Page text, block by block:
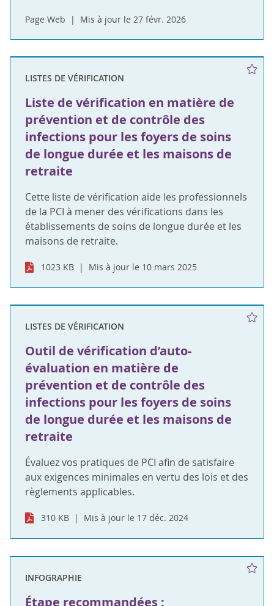
Page Web Mis à jour le 27 févr. 2026
LISTES DE VÉRIFICATION
Liste de vérification en matière de
prévention et de contrôle des
infections pour les foyers de soins
de longue durée et les maisons de
retraite
Cette liste de vérification aide les professionnels
de la PCI à mener des vérifications dans les
établissements de soins de longue durée et les
maisons de retraite.
1023 KB Mis à jour le 10 mars 2025
LISTES DE VÉRIFICATION
Outil de vérification d’auto-
évaluation en matière de
prévention et de contrôle des
infections pour les foyers de soins
de longue durée et les maisons de
retraite
Évaluez vos pratiques de PCI afin de satisfaire
aux exigences minimales en vertu des lois et des
règlements applicables.
310 KB Mis à jour le 17 déc. 2024
INFOGRAPHIE
Étape recommandées :